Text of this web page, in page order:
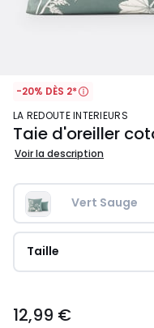
-20% DÈS 2*
LA REDOUTE INTERIEURS
Taie d'oreiller
Voir la description
Vert Sauge
Taille
€.
12,99 €